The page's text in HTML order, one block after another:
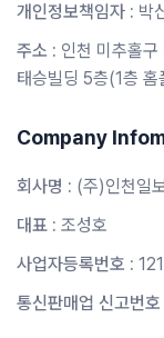
개인정보책임자 : 박
주소 : 인천 미추홀
태승빌딩 5층(1층 홈
Company
회사명 : (주)인천일
대표 : 조성호
사업자등록번호 :
통신판매업 신고번호